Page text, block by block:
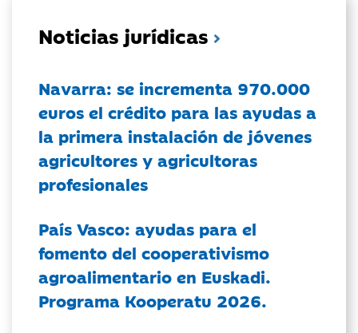
Noticias jurídicas
Navarra: se incrementa 970.000
euros el crédito para las ayudas a
la primera instalación de jóvenes
agricultores y agricultoras
profesionales
País Vasco: ayudas para el
fomento del cooperativismo
agroalimentario en Euskadi.
Programa Kooperatu 2026.